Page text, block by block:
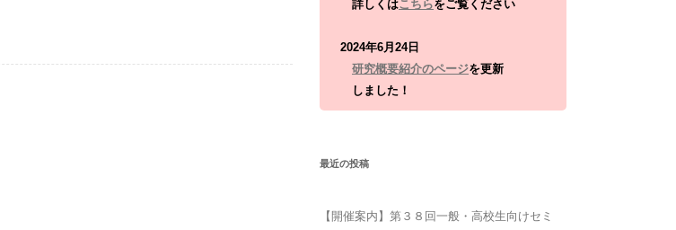
詳しくはこちらをご覧ください
2024年6月24日
研究概要紹介のページを更新
しました！
最近の投稿
【開催案内】第３８回一般・高校生向けセミ